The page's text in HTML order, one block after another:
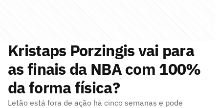
Kristaps Porzingis vai para
as finais da NBA com 100%
da forma física?
Letão está fora de ação há cinco semanas e pode